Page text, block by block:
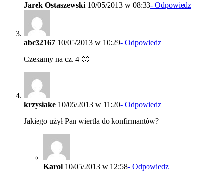
Jarek Ostaszewski 10/05/2013 w 08:33- Odpowiedz
abc32167 10/05/2013 w 10:29- Odpowiedz
Czekamy na cz. 4 🙂
krzysiake 10/05/2013 w 11:20- Odpowiedz
Jakiego użył Pan wiertła do konfirmantów?
Karol 10/05/2013 w 12:58- Odpowiedz